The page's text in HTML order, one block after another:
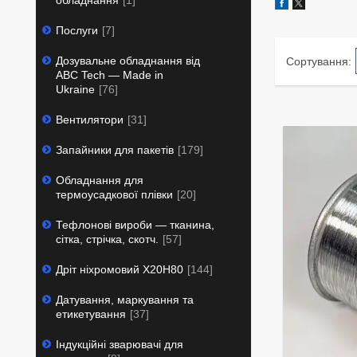
Послуги 7
Дозувальне обладнання від
ABC Tech — Made in
Ukraine 76
Вентилятори 31
Запайники для пакетів 179
Обладнання для
термоусадкової плівки
20
Тефлонові вироби — тканина,
сітка, стрічка, скотч.
57
Дріт ніхромовий Х20Н80 144
Датування, маркування та
етикетування
37
Індукційні зварювачі для